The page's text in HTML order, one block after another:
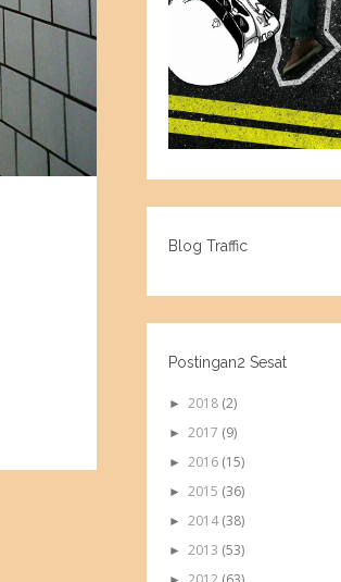
Blog Traffic
Postingan2 Sesat
►2018 (2)
►2017 (9)
►2016 (15)
►2015 (36)
►2014 (38)
►2013 (53)